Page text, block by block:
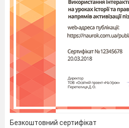
Безкоштовний сертифікат